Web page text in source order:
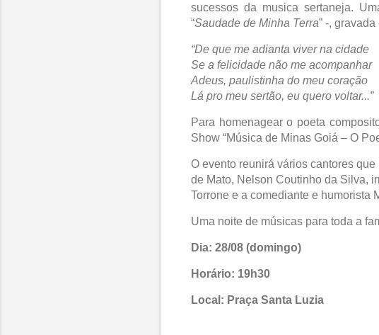
sucessos da musica sertaneja.
“Saudade de Minha Terra” -,
“De que me adianta viver na cidade
Se a felicidade não me acompanhar
Adeus, paulistinha do meu coração
Lá pro meu sertão, eu quero voltar...”
Para homenagear o poeta
Show “Música de Minas Goiá – O
O evento reunirá vários cantores
de Mato, Nelson Coutinho da Silva,
Torrone e a comediante e humorista
Uma noite de músicas para toda a
Dia: 28/08 (domingo)
Horário: 19h30
Local: Praça Santa Luzia